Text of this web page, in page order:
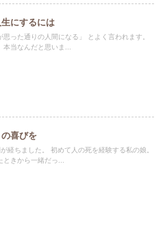
にするには
思った通りの人間になる」 とよく言われます。
本当なんだと思いま...
喜びを
経ちました。 初めて人の死を経験する私の娘。
ときから一緒だっ...